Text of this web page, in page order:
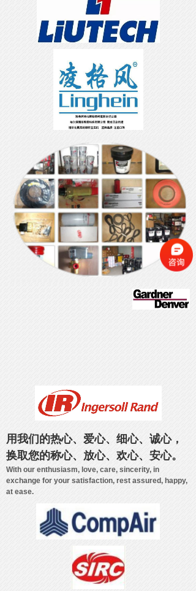
用我们的热心、爱心、细心、诚心，
换取您的称心、放心、欢心、安心。
With our enthusiasm, love, care, sincerity, in
exchange for your satisfaction, rest assured, happy,
at ease.